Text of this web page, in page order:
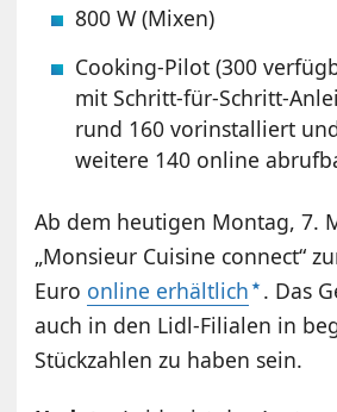
800 W (Mixen)
Cooking-Pilot (300
mit Schritt-für-Schritt-
rund 160 vorinstalliert
weitere 140 online
Ab dem heutigen Montag, 7.
„Monsieur Cuisine connect“
Euro online erhältlich . Das
auch in den Lidl-Filialen in
Stückzahlen zu haben sein.